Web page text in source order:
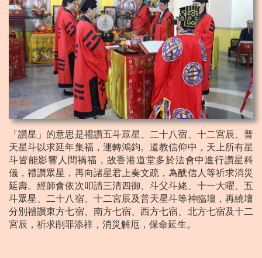
「讚星」的意思是禮讚五斗眾星、二十八宿、十二宮辰、普
天星斗以求延年集福，運轉鴻鈞。道教信仰中，天上所有星
斗皆能影響人間禍福，故香港道堂多於法會中進行讚星科
儀，禮讚眾星，再向諸星君上奏文疏，為醮信人等祈求消災
延壽。經師會依次叩請三清四御、斗父斗姥、十一大曜、五
斗眾星、二十八宿、十二宮辰及普天星斗等神臨壇，再繞壇
分別禮讚東方七宿、南方七宿、西方七宿、北方七宿及十二
宮辰，祈求削罪添祥，消災解厄，保命延生。